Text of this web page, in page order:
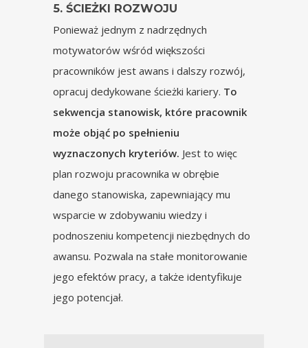
5. ŚCIEŻKI ROZWOJU
Ponieważ jednym z nadrzędnych
motywatorów wśród większości
pracowników jest awans i dalszy rozwój,
opracuj dedykowane ścieżki kariery. To
sekwencja stanowisk, które pracownik
może objąć po spełnieniu
wyznaczonych kryteriów. Jest to więc
plan rozwoju pracownika w obrębie
danego stanowiska, zapewniający mu
wsparcie w zdobywaniu wiedzy i
podnoszeniu kompetencji niezbędnych do
awansu. Pozwala na stałe monitorowanie
jego efektów pracy, a także identyfikuje
jego potencjał.